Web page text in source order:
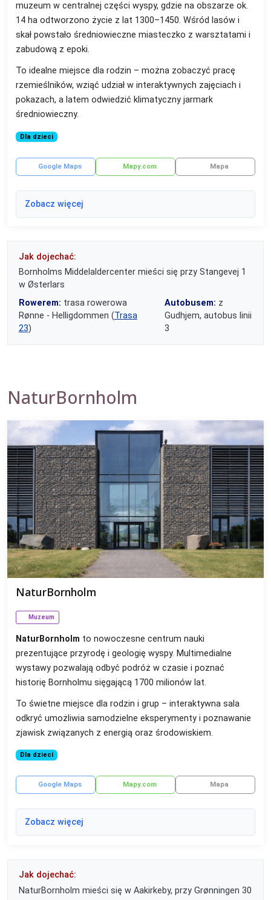
muzeum w centralnej części wyspy, gdzie na obszarze ok.
14 ha odtworzono życie z lat 1300–1450. Wśród lasów i
skał powstało średniowieczne miasteczko z warsztatami i
zabudową z epoki.
To idealne miejsce dla rodzin – można zobaczyć pracę
rzemieślników, wziąć udział w interaktywnych zajęciach i
pokazach, a latem odwiedzić klimatyczny jarmark
średniowieczny.
Dla dzieci
Google Maps Mapy.com Mapa
Zobacz więcej
Jak dojechać:
Bornholms Middelaldercenter mieści się przy Stangevej 1
w Østerlars
Rowerem: trasa rowerowa
Rønne - Helligdommen (Trasa
23)
Autobusem: z
Gudhjem, autobus linii
3
NaturBornholm
NaturBornholm
Muzeum
NaturBornholm to nowoczesne centrum nauki
prezentujące przyrodę i geologię wyspy. Multimedialne
wystawy pozwalają odbyć podróż w czasie i poznać
historię Bornholmu sięgającą 1700 milionów lat.
To świetne miejsce dla rodzin i grup – interaktywna sala
odkryć umożliwia samodzielne eksperymenty i poznawanie
zjawisk związanych z energią oraz środowiskiem.
Dla dzieci
Google Maps Mapy.com Mapa
Zobacz więcej
Jak dojechać:
NaturBornholm mieści się w Aakirkeby, przy Grønningen 30